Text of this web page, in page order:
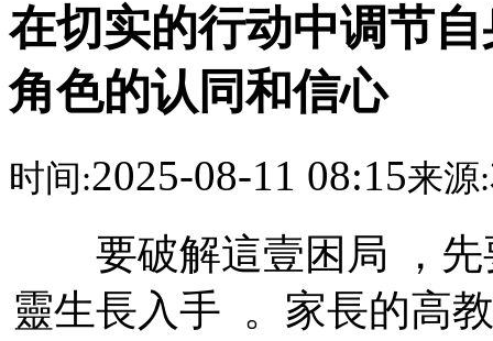
在切实的行动中调节
角色的认同和信心
时间:2025-08-11 08:15来源:
要破解這壹困局 ，
靈生長入手  。家長的